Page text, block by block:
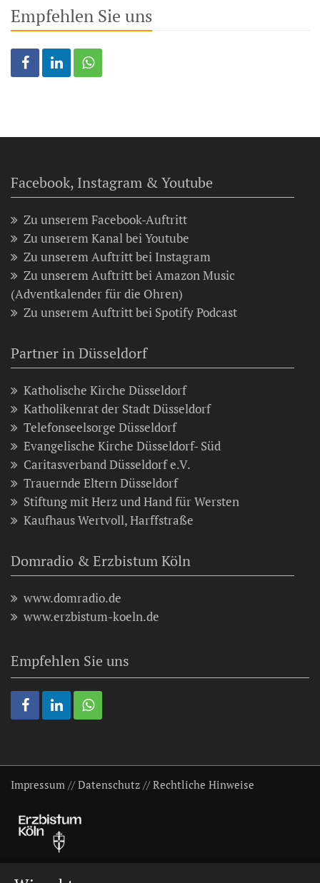
Empfehlen Sie uns
Facebook, Instagram & Youtube
Zu unserem Facebook-Auftritt
Zu unserem Kanal bei Youtube
Zu unserem Auftritt bei Instagram
Zu unserem Auftritt bei Amazon Music
(Adventkalender für die Ohren)
Zu unserem Auftritt bei Spotify Podcast
Partner in Düsseldorf
Katholische Kirche Düsseldorf
Katholikenrat der Stadt Düsseldorf
Telefonseelsorge Düsseldorf
Evangelische Kirche Düsseldorf- Süd
Caritasverband Düsseldorf e.V.
Trauernde Eltern Düsseldorf
Stiftung mit Herz und Hand für Wersten
Kaufhaus Wertvoll, Harffstraße
Domradio & Erzbistum Köln
www.domradio.de
www.erzbistum-koeln.de
Empfehlen Sie uns
Impressum //Datenschutz //Rechtliche Hinweise